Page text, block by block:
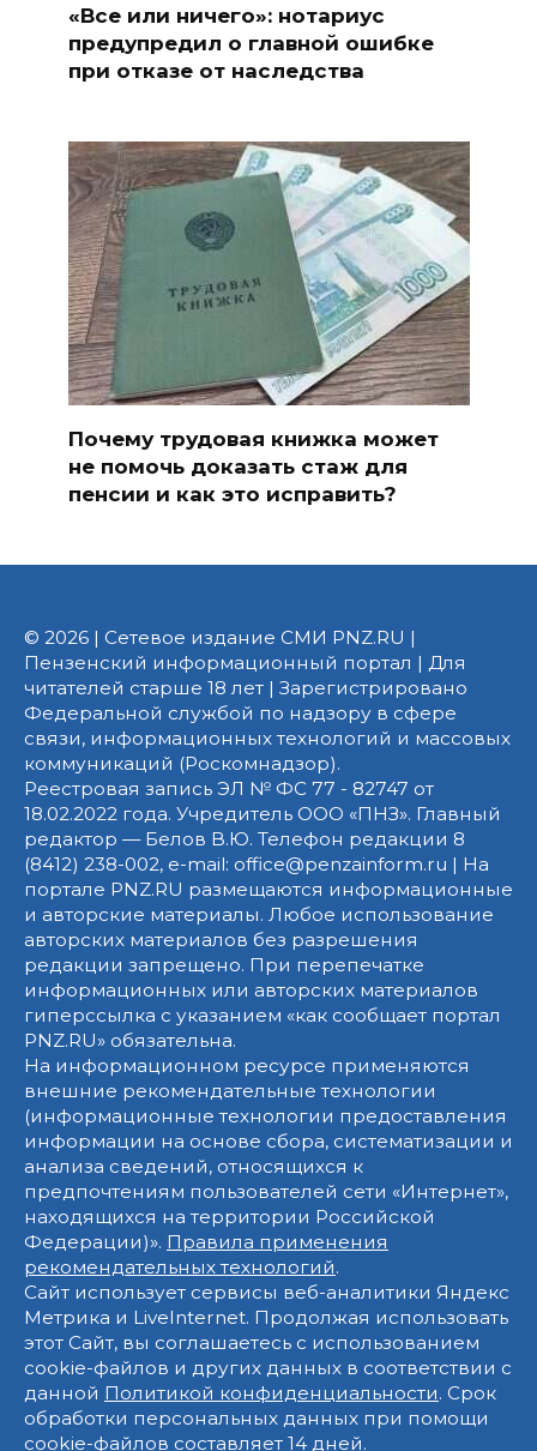
«Все или ничего»: нотариус
предупредил о главной ошибке
при отказе от наследства
Почему трудовая книжка может
не помочь доказать стаж для
пенсии и как это исправить?
© 2026 | Сетевое издание СМИ PNZ.RU |
Пензенский информационный портал | Для
читателей старше 18 лет | Зарегистрировано
Федеральной службой по надзору в сфере
связи, информационных технологий и массовых
коммуникаций (Роскомнадзор).
Реестровая запись ЭЛ № ФС 77 - 82747 от
18.02.2022 года. Учредитель ООО «ПНЗ». Главный
редактор — Белов В.Ю. Телефон редакции 8
(8412) 238-002, e-mail: office@penzainform.ru | На
портале PNZ.RU размещаются информационные
и авторские материалы. Любое использование
авторских материалов без разрешения
редакции запрещено. При перепечатке
информационных или авторских материалов
гиперссылка с указанием «как сообщает портал
PNZ.RU» обязательна.
На информационном ресурсе применяются
внешние рекомендательные технологии
(информационные технологии предоставления
информации на основе сбора, систематизации и
анализа сведений, относящихся к
предпочтениям пользователей сети «Интернет»,
находящихся на территории Российской
Федерации)». Правила применения
рекомендательных технологий.
Сайт использует сервисы веб-аналитики Яндекс
Метрика и LiveInternet. Продолжая использовать
этот Сайт, вы соглашаетесь с использованием
cookie-файлов и других данных в соответствии с
данной Политикой конфиденциальности. Срок
обработки персональных данных при помощи
cookie-файлов составляет 14 дней.